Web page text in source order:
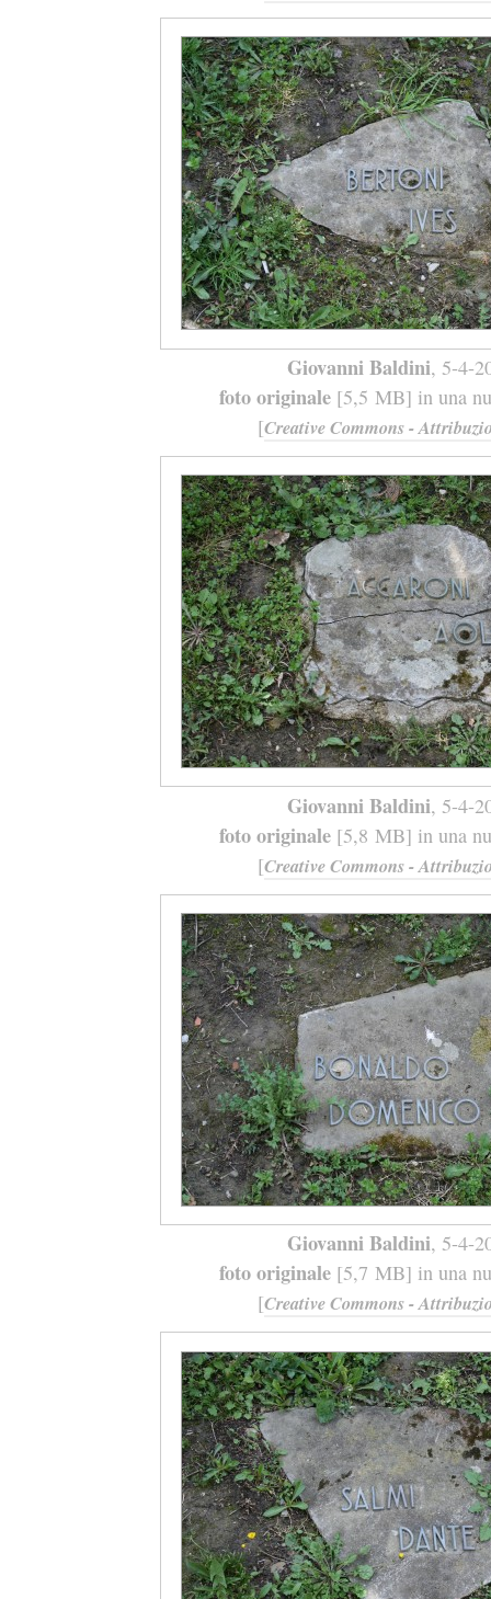
Giovanni Baldini, 5-4-
foto originale[5,5 MB] in una
[Creative Commons -
Giovanni Baldini, 5-4-
foto originale[5,8 MB] in una
[Creative Commons -
Giovanni Baldini, 5-4-
foto originale[5,7 MB] in una
[Creative Commons -